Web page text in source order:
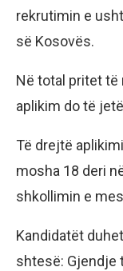
rekrutimin e
së Kosovës.
Në total pritet të
aplikim do të
Të drejtë
mosha 18 deri
shkollimin e
Kandidatët
shtesë: Gjendje